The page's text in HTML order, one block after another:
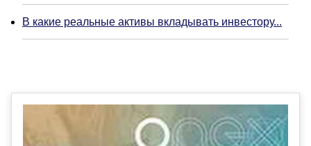
В какие реальные активы вкладывать инвестору...